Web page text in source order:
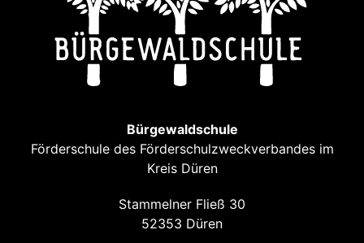
Bürgewaldschule
Förderschule des Förderschulzweckverbandes im
Kreis Düren
Stammelner Fließ 30
52353 Düren